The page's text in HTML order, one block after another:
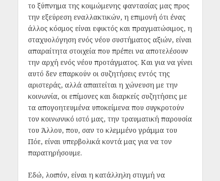
το ξύπνημα της κοιμώμενης φαντασίας μας προς
την εξεύρεση εναλλακτικών, η επιμονή ότι ένας
άλλος κόσμος είναι εφικτός και πραγματώσιμος, η
σταχυολόγηση ενός νέου συστήματος αξιών, είναι
απαραίτητα στοιχεία που πρέπει να αποτελέσουν
την αρχή ενός νέου προτάγματος. Και για να γίνει
αυτό δεν επαρκούν οι συζητήσεις εντός της
αριστεράς, αλλά απαιτείται η χώνευση με την
κοινωνία, οι επίμονες και διαρκείς συζητήσεις με
τα απογοητευμένα υποκείμενα που συγκροτούν
τον κοινωνικό ιστό μας, την τραυματική παρουσία
του Άλλου, που, σαν το κλεμμένο γράμμα του
Πόε, είναι υπερβολικά κοντά μας για να τον
παρατηρήσουμε.
Εδώ, λοιπόν, είναι η κατάλληλη στιγμή να